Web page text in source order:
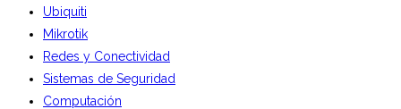
Ubiquiti
Mikrotik
Redes y Conectividad
Sistemas de Seguridad
Computación